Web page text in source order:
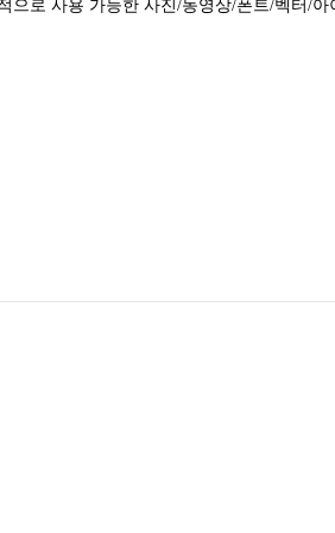
으로 사용 가능한 사진/동영상/폰트/벡터/아